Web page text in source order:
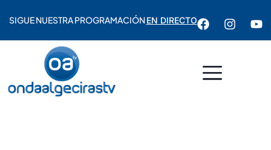
SIGUE NUESTRA PROGRAMACIÓNEN DIRECTO